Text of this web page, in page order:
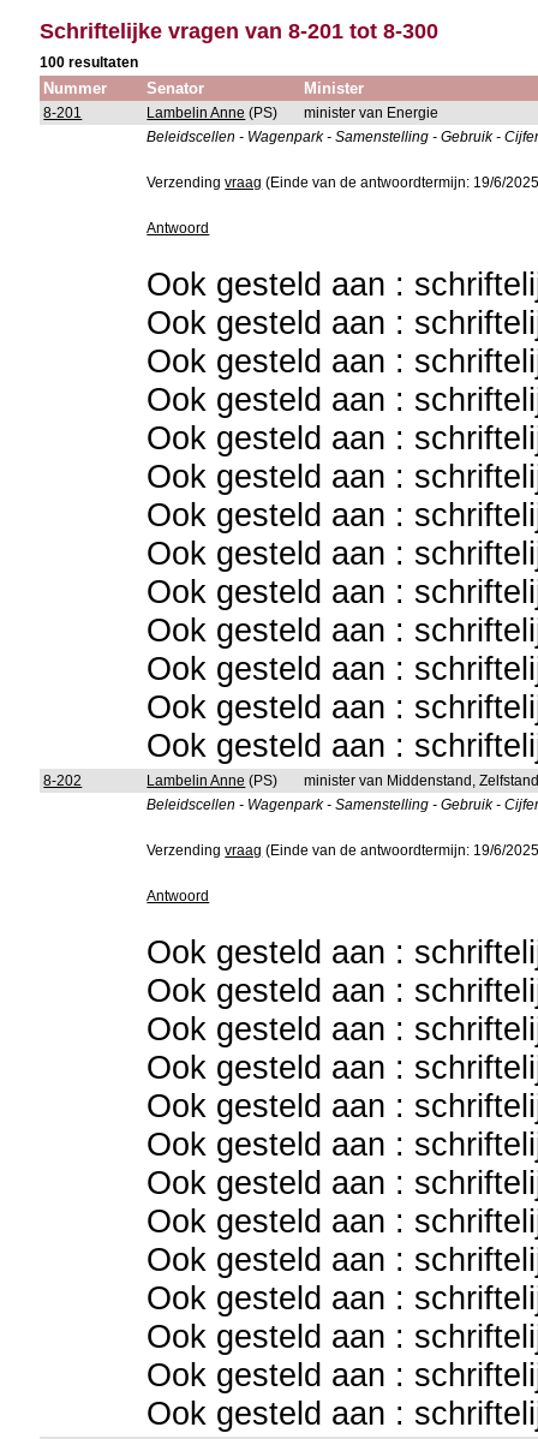
Schriftelijke vragen van 8-201 tot 8-300
100 resultaten
Nummer Senator Minister
8-201 Lambelin Anne (PS)
minister van Energie
Beleidscellen - Wagenpark - Samenstelling - Gebruik -
Verzendingvraag (Einde van de antwoordtermijn: 19/6/
Antwoord
Ook gesteld aan :
Ook gesteld aan :
Ook gesteld aan :
Ook gesteld aan :
Ook gesteld aan :
Ook gesteld aan :
Ook gesteld aan :
Ook gesteld aan :
Ook gesteld aan :
Ook gesteld aan :
Ook gesteld aan :
Ook gesteld aan :
Ook gesteld aan :
8-202 Lambelin Anne (PS)
minister van Middenstand,
Beleidscellen - Wagenpark - Samenstelling - Gebruik -
Verzendingvraag (Einde van de antwoordtermijn: 19/6/
Antwoord
Ook gesteld aan :
Ook gesteld aan :
Ook gesteld aan :
Ook gesteld aan :
Ook gesteld aan :
Ook gesteld aan :
Ook gesteld aan :
Ook gesteld aan :
Ook gesteld aan :
Ook gesteld aan :
Ook gesteld aan :
Ook gesteld aan :
Ook gesteld aan :